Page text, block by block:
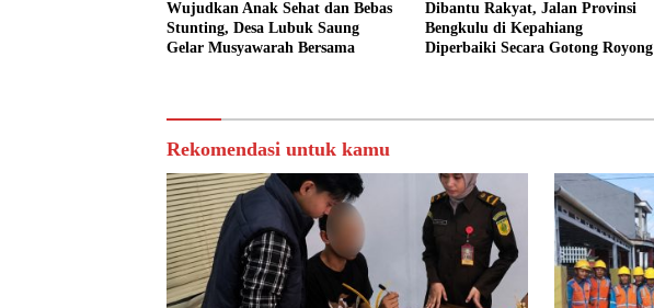
Wujudkan Anak Sehat dan Bebas
Stunting, Desa Lubuk Saung
Gelar Musyawarah Bersama
Dibantu Rakyat, Jalan Provinsi
Bengkulu di Kepahiang
Diperbaiki Secara Gotong Royong
Rekomendasi untuk kamu